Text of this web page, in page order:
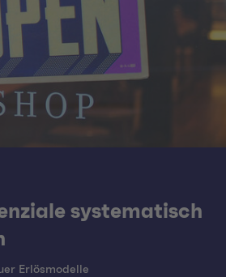
systematisch
Erlösmodelle